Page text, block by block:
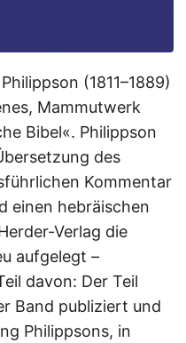
(1811–1889)
Mammutwerk
Bibel«. Philippson
des
Kommentar
einen hebräischen
Verlag die
aufgelegt –
davon: Der Teil
Band publiziert und
Philippsons, in